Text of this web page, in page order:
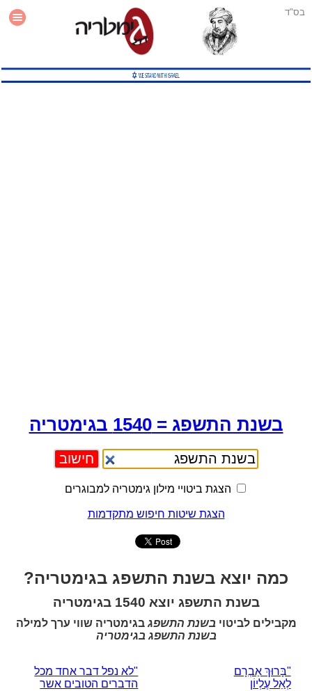
בס"ד
עזרה
בשנת התשפג = 1540 בגימטריה
הצגת ביטויי מילון גימטריה למבוגרים
הצגת שיטות חיפוש מתקדמות
כמה יוצא בשנת התשפג בגימטריה?
בשנת התשפג יוצא 1540 בגימטריה
מקבילים לביטויבשנת התשפג בגימטריה שווי ערך למילה
בשנת התשפג בגימטריה
"בָּרוּךְ אַבְרָם
לְאֵל עֶלְיוֹן
"לא נפל דבר אחד מכל
הדברים הטובים אשר